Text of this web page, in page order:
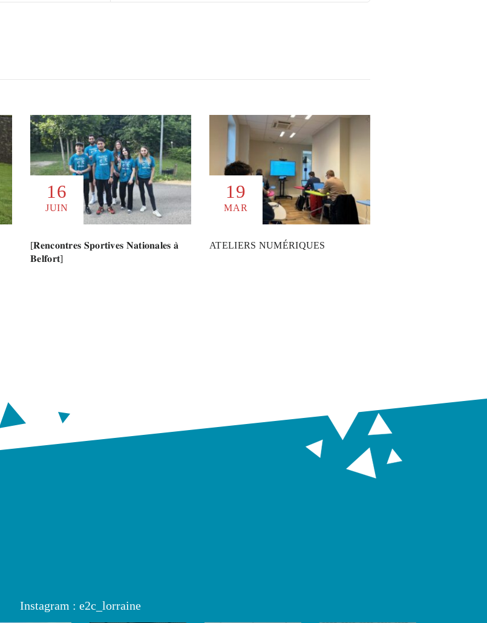
16
JUIN
[𝐑𝐞𝐧𝐜𝐨𝐧𝐭𝐫𝐞𝐬 𝐒𝐩𝐨𝐫𝐭𝐢𝐯𝐞𝐬 𝐍𝐚𝐭𝐢𝐨𝐧𝐚𝐥𝐞𝐬 𝐚̀
𝐁𝐞𝐥𝐟𝐨𝐫𝐭]
19
MAR
ATELIERS NUMÉRIQUES
Instagram : e2c_lorraine